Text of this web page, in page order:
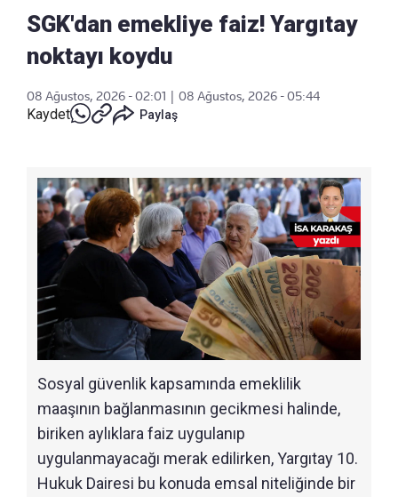
SGK'dan emekliye faiz! Yargıtay
noktayı koydu
08 Ağustos, 2026 - 02:01 08 Ağustos, 2026 - 05:44
Kaydet Paylaş
Sosyal güvenlik kapsamında emeklilik
maaşının bağlanmasının gecikmesi halinde,
biriken aylıklara faiz uygulanıp
uygulanmayacağı merak edilirken, Yargıtay 10.
Hukuk Dairesi bu konuda emsal niteliğinde bir